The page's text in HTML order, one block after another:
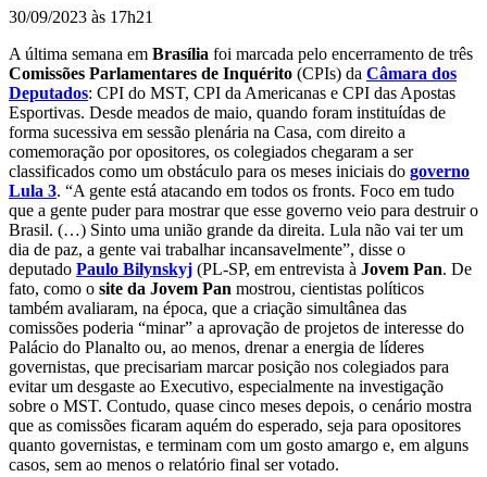
30/09/2023 às 17h21
A última semana em Brasília foi marcada pelo encerramento de três
Comissões Parlamentares de Inquérito (CPIs) da Câmara dos
Deputados: CPI do MST, CPI da Americanas e CPI das Apostas
Esportivas. Desde meados de maio, quando foram instituídas de
forma sucessiva em sessão plenária na Casa, com direito a
comemoração por opositores, os colegiados chegaram a ser
classificados como um obstáculo para os meses iniciais do governo
Lula 3. “A gente está atacando em todos os fronts. Foco em tudo
que a gente puder para mostrar que esse governo veio para destruir o
Brasil. (…) Sinto uma união grande da direita. Lula não vai ter um
dia de paz, a gente vai trabalhar incansavelmente”, disse o
deputado Paulo Bilynskyj (PL-SP, em entrevista à Jovem Pan. De
fato, como o site da Jovem Pan mostrou, cientistas políticos
também avaliaram, na época, que a criação simultânea das
comissões poderia “minar” a aprovação de projetos de interesse do
Palácio do Planalto ou, ao menos, drenar a energia de líderes
governistas, que precisariam marcar posição nos colegiados para
evitar um desgaste ao Executivo, especialmente na investigação
sobre o MST. Contudo, quase cinco meses depois, o cenário mostra
que as comissões ficaram aquém do esperado, seja para opositores
quanto governistas, e terminam com um gosto amargo e, em alguns
casos, sem ao menos o relatório final ser votado.